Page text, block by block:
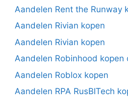
Aandelen Rent the Runway
Aandelen Rivian kopen
Aandelen Rivian kopen
Aandelen Robinhood kopen
Aandelen Roblox kopen
Aandelen RPA RusBITech